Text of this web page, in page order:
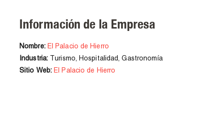
Información de la Empresa
Nombre: El Palacio de Hierro
Industria: Turismo, Hospitalidad, Gastronomía
Sitio Web: El Palacio de Hierro